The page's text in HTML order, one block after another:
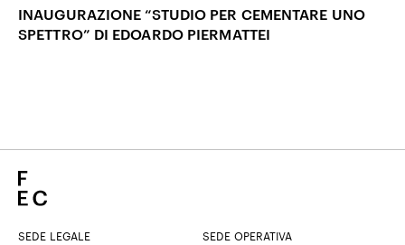
INAUGURAZIONE “STUDIO PER CEMENTARE UNO
SPETTRO” DI EDOARDO PIERMATTEI
SEDE LEGALE
SEDE OPERATIVA